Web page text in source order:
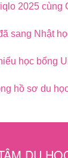
2025 cùng
sang Nhật
học bổng
hồ sơ du